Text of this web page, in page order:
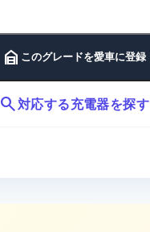
garage_home このグレードを愛車に登録
search対応する充電器を探す